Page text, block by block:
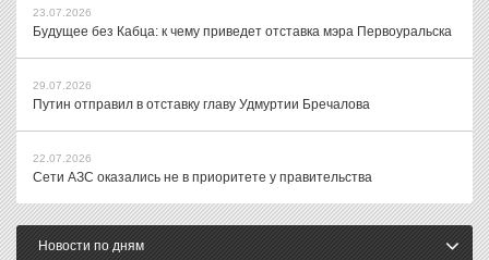
23.07.2026
Будущее без Кабца: к чему приведет отставка мэра Первоуральска
29.07.2026
Путин отправил в отставку главу Удмуртии Бречалова
22.07.2026
Сети АЗС оказались не в приоритете у правительства
Новости по дням